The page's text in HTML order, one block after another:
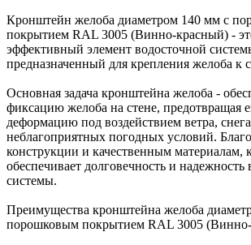
Кронштейн желоба диаметром 140 мм с
покрытием RAL 3005 (Винно-красный) -
эффективный элемент водосточной
предназначенный для крепления желоба к
Основная задача кронштейна желоба -
фиксацию желоба на стене, предотвращая
деформацию под воздействием ветра,
неблагоприятных погодных условий.
конструкции и качественным материалам,
обеспечивает долговечность и надежность
системы.
Преимущества кронштейна желоба
порошковым покрытием RAL 3005